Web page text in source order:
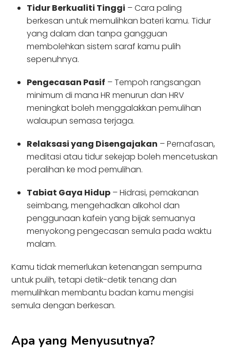
Tidur Berkualiti Tinggi – Cara paling
berkesan untuk memulihkan bateri kamu. Tidur
yang dalam dan tanpa gangguan
membolehkan sistem saraf kamu pulih
sepenuhnya.
Pengecasan Pasif – Tempoh rangsangan
minimum di mana HR menurun dan HRV
meningkat boleh menggalakkan pemulihan
walaupun semasa terjaga.
Relaksasi yang Disengajakan – Pernafasan,
meditasi atau tidur sekejap boleh mencetuskan
peralihan ke mod pemulihan.
Tabiat Gaya Hidup – Hidrasi, pemakanan
seimbang, mengehadkan alkohol dan
penggunaan kafein yang bijak semuanya
menyokong pengecasan semula pada waktu
malam.
Kamu tidak memerlukan ketenangan sempurna
untuk pulih, tetapi detik-detik tenang dan
memulihkan membantu badan kamu mengisi
semula dengan berkesan.
Apa yang Menyusutnya?